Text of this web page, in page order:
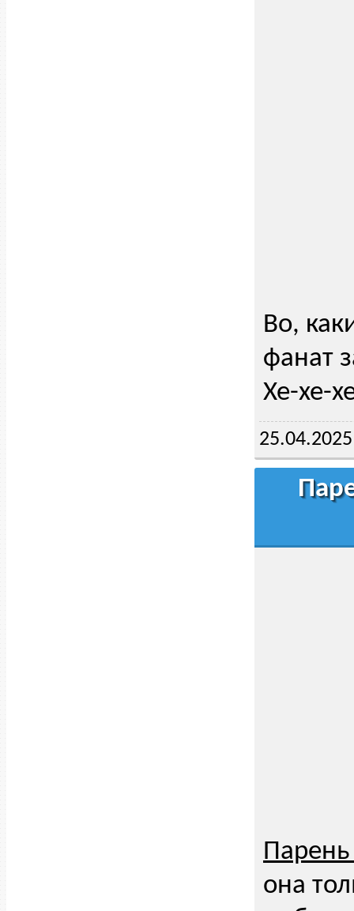
Во,
фанат
Хе-хе-
25.04.2025
Парень
она